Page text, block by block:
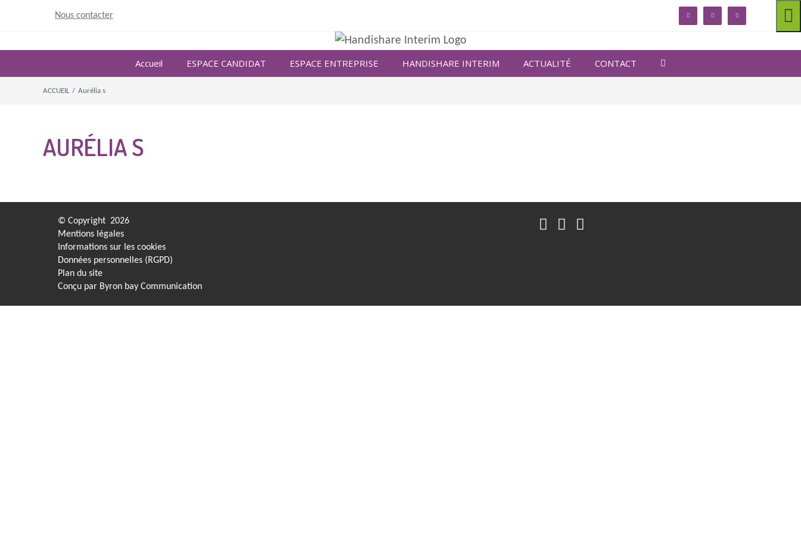
Nous contacter linkedin facebook twitter
Accueil ESPACE CANDIDAT ESPACE ENTREPRISE HANDISHARE INTERIM ACTUALITÉ CONTACT
ACCUEIL / Aurélia s
AURÉLIA S
© Copyright 2026
Mentions légales
Informations sur les cookies
Données personnelles (RGPD)
Plan du site
Conçu par Byron bay Communication